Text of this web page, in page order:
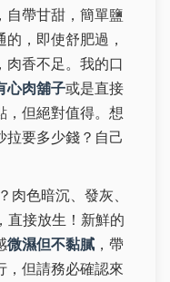
自帶甘甜，簡單鹽
，即使舒肥過，
肉香不足。我的口
心肉舖子或是直接
，但絕對值得。想
拉要多少錢？自己
肉色暗沉、發灰、
直接放生！新鮮的
微濕但不黏膩 ，帶
，但請務必確認來